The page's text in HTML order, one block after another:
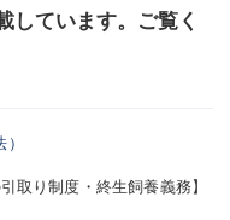
しています。ご覧く
取り制度・終生飼養義務】